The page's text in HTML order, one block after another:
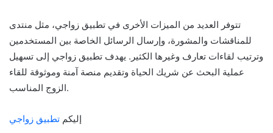
تتوفر العديد من الميزات الأخرى في تطبيق زواجي، مثل منتدى
للمناقشات والمشورة، وإرسال الرسائل الخاصة بين المستخدمين
وترتيب لقاءات تعارف وغيرها الكثير. يهدف تطبيق زواجي إلى تسهيل
عملية البحث عن شريك الحياة وتقديم منصة آمنة وموثوقة للقاء
الزوج المناسب.
إليكم تطبيق زواجي